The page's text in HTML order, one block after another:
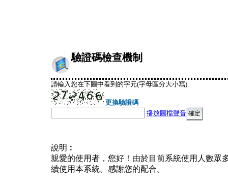
驗證碼檢查機制
請輸入您在下圖中看到的字元(字母區分大小寫)
更換驗證碼
播放圖檔聲音
說明︰
親愛的使用者，您好！由於目前系統使用人數眾
續使用本系統。感謝您的配合。